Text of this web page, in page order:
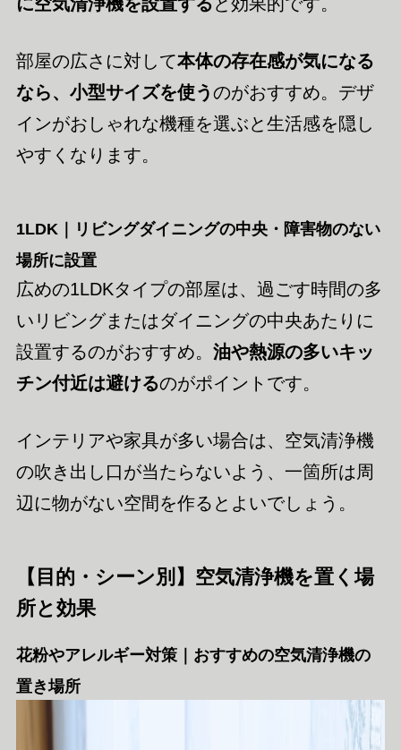
部屋の広さに対して本体の存在感が気になる
なら、小型サイズを使うのがおすすめ。デザ
インがおしゃれな機種を選ぶと生活感を隠し
やすくなります。
1LDK｜リビングダイニングの中央・障害物のない
場所に設置
広めの1LDKタイプの部屋は、過ごす時間の多
いリビングまたはダイニングの中央あたりに
設置するのがおすすめ。 油や熱源の多いキッ
チン付近は避けるのがポイントです。
インテリアや家具が多い場合は、空気清浄機
の吹き出し口が当たらないよう、一箇所は周
辺に物がない空間を作るとよいでしょう。
【目的・シーン別】空気清浄機を置く場
所と効果
花粉やアレルギー対策｜おすすめの空気清浄機の
置き場所